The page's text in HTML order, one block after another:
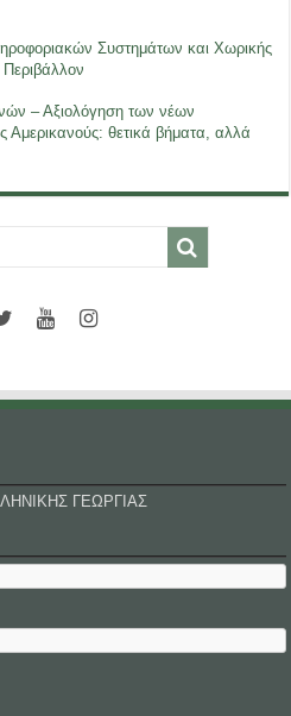
Συστημάτων και Χωρικής
– Αξιολόγηση των νέων
Αμερικανούς: θετικά βήματα, αλλά
ΓΕΩΡΓΙΑΣ